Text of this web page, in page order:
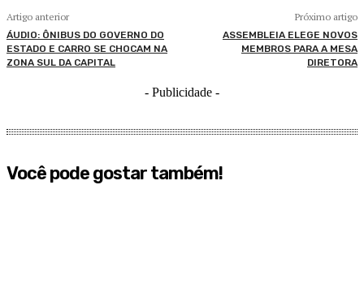
Artigo anterior
ÁUDIO: ÔNIBUS DO GOVERNO DO
ESTADO E CARRO SE CHOCAM NA
ZONA SUL DA CAPITAL
Próximo artigo
ASSEMBLEIA ELEGE NOVOS
MEMBROS PARA A MESA
DIRETORA
- Publicidade -
Você pode gostar também!